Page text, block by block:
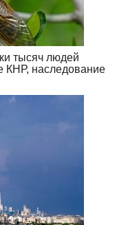
тысяч людей
КНР, наследование